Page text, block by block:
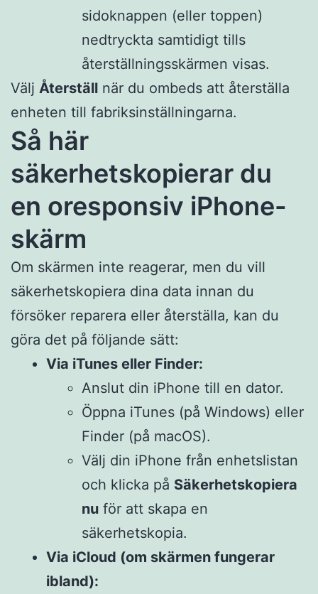
sidoknappen (eller toppen)
nedtryckta samtidigt tills
återställningsskärmen visas.
Välj Återställ när du ombeds att återställa
enheten till fabriksinställningarna.
Så här
säkerhetskopierar du
en oresponsiv iPhone-
skärm
Om skärmen inte reagerar, men du vill
säkerhetskopiera dina data innan du
försöker reparera eller återställa, kan du
göra det på följande sätt:
Via iTunes eller Finder:
Anslut din iPhone till en dator.
Öppna iTunes (på Windows) eller
Finder (på macOS).
Välj din iPhone från enhetslistan
och klicka på Säkerhetskopiera
nu för att skapa en
säkerhetskopia.
Via iCloud (om skärmen fungerar
ibland):